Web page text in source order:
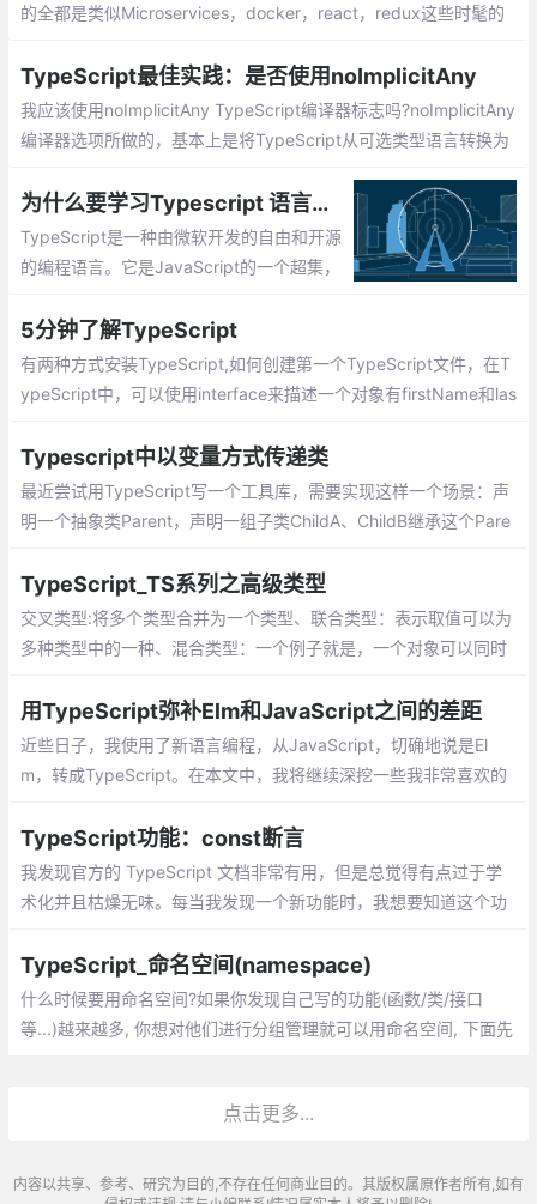
的全都是类似Microservices，docker，react，redux这些时髦的
TypeScript最佳实践：是否使用noImplicitAny
我应该使用noImplicitAny TypeScript编译器标志吗?noImplicitAny
编译器选项所做的，基本上是将TypeScript从可选类型语言转换为
了一些，因为简单的：
为什么要学习Typescript 语言呢?Typescript 开发环境安装
TypeScript是一种由微软开发的自由和开源
的编程语言。它是JavaScript的一个超集，
以编译成纯JavaScript。TypeScript可以在
任何浏览器、任何计算机和任何操作系统上
运行，并且是开源的。
5分钟了解TypeScript
有两种方式安装TypeScript,如何创建第一个TypeScript文件，在T
ypeScript中，可以使用interface来描述一个对象有firstName和las
要的一个功能就是基于类的面向对象编程
Typescript中以变量方式传递类
最近尝试用TypeScript写一个工具库，需要实现这样一个场景：声
明一个抽象类Parent，声明一组子类ChildA、ChildB继承这个Pare
TypeScript_TS系列之高级类型
交叉类型:将多个类型合并为一个类型、联合类型：表示取值可以为
多种类型中的一种、混合类型：一个例子就是，一个对象可以同时
动指定一个值的类型
用TypeScript弥补Elm和JavaScript之间的差距
近些日子，我使用了新语言编程，从JavaScript，切确地说是El
m，转成TypeScript。在本文中，我将继续深挖一些我非常喜欢的
TypeScript功能：const断言
我发现官方的 TypeScript 文档非常有用，但是总觉得有点过于学
术化并且枯燥无味。每当我发现一个新功能时，我想要知道这个功
TypeScript_命名空间(namespace)
什么时候要用命名空间?如果你发现自己写的功能(函数/类/接口
等...)越来越多, 你想对他们进行分组管理就可以用命名空间, 下面先
点击更多...
内容以共享、参考、研究为目的,不存在任何商业目的。其版权属原作者所有,如有